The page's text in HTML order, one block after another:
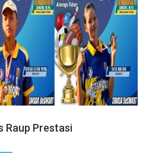
Raup Prestasi